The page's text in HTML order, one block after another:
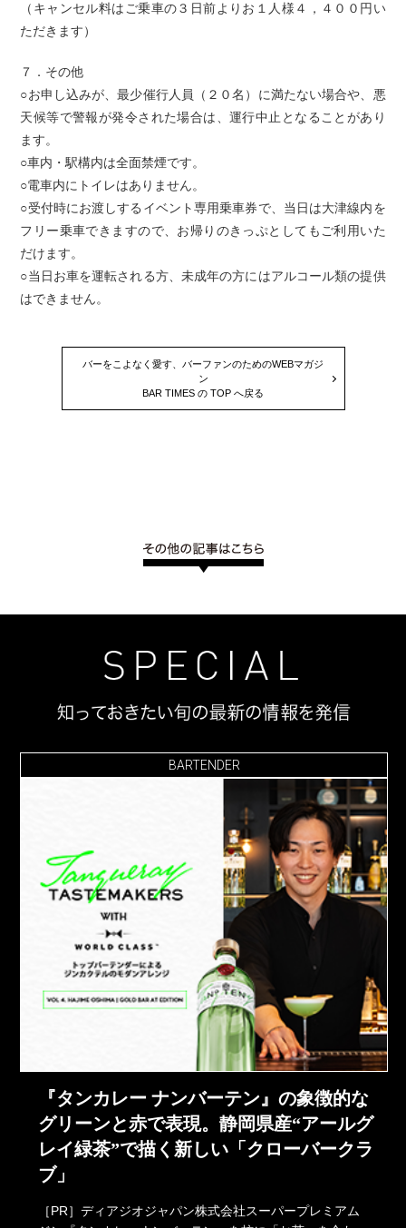
（キャンセル料はご乗車の３日前よりお１人様４，４００円い
ただきます）
７．その他
○お申し込みが、最少催行人員（２０名）に満たない場合や、悪
天候等で警報が発令された場合は、運行中止となることがあり
ます。
○車内・駅構内は全面禁煙です。
○電車内にトイレはありません。
○受付時にお渡しするイベント専用乗車券で、当日は大津線内を
フリー乗車できますので、お帰りのきっぷとしてもご利用いた
だけます。
○当日お車を運転される方、未成年の方にはアルコール類の提供
はできません。
バーをこよなく愛す、バーファンのためのWEBマガジ
ン
BAR TIMES の TOP へ戻る
BARTENDER
『タンカレー ナンバーテン』の象徴的な
グリーンと赤で表現。静岡県産“アールグ
レイ緑茶”で描く新しい「クローバークラ
ブ」
［PR］ディアジオジャパン株式会社スーパープレミアム